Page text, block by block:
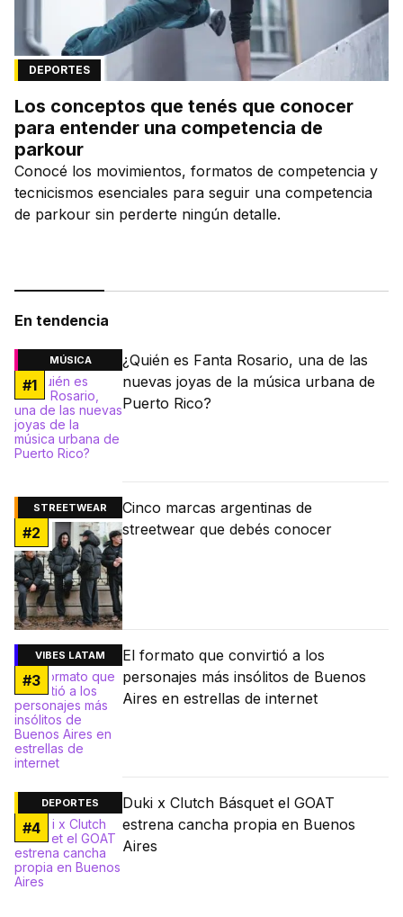
DEPORTES
Los conceptos que tenés que conocer
para entender una competencia de
parkour
Conocé los movimientos, formatos de competencia y
tecnicismos esenciales para seguir una competencia
de parkour sin perderte ningún detalle.
En tendencia
MÚSICA
#1
¿Quién es Fanta Rosario, una de las
nuevas joyas de la música urbana de
Puerto Rico?
STREETWEAR
#2
Cinco marcas argentinas de
streetwear que debés conocer
VIBES LATAM
#3
El formato que convirtió a los
personajes más insólitos de Buenos
Aires en estrellas de internet
DEPORTES
#4
Duki x Clutch Básquet el GOAT
estrena cancha propia en Buenos
Aires